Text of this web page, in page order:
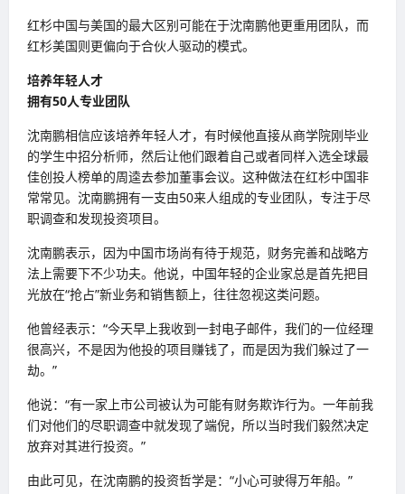
红杉中国与美国的最大区别可能在于沈南鹏他更重用团队，而
红杉美国则更偏向于合伙人驱动的模式。
培养年轻人才
拥有50人专业团队
沈南鹏相信应该培养年轻人才，有时候他直接从商学院刚毕业
的学生中招分析师，然后让他们跟着自己或者同样入选全球最
佳创投人榜单的周逵去参加董事会议。这种做法在红杉中国非
常常见。沈南鹏拥有一支由50来人组成的专业团队，专注于尽
职调查和发现投资项目。
沈南鹏表示，因为中国市场尚有待于规范，财务完善和战略方
法上需要下不少功夫。他说，中国年轻的企业家总是首先把目
光放在“抢占”新业务和销售额上，往往忽视这类问题。
他曾经表示：“今天早上我收到一封电子邮件，我们的一位经理
很高兴，不是因为他投的项目赚钱了，而是因为我们躲过了一
劫。”
他说：“有一家上市公司被认为可能有财务欺诈行为。一年前我
们对他们的尽职调查中就发现了端倪，所以当时我们毅然决定
放弃对其进行投资。”
由此可见，在沈南鹏的投资哲学是：“小心可驶得万年船。”